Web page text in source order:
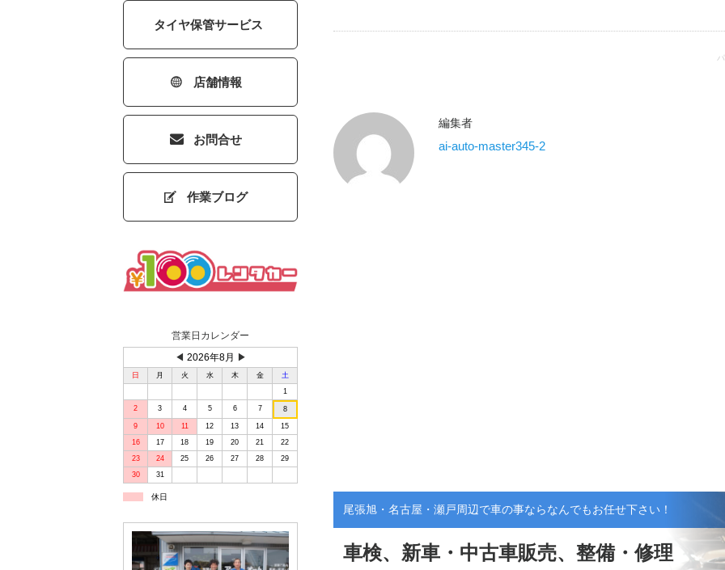
編集者
ai-auto-master345-2
尾張旭・名古屋・瀬戸周辺で車の事ならなんでもお任せ下さい！
車検、新車・中古車販売、整備・修理
タイヤ保管サービス
店舗情報
お問合せ
作業ブログ
営業日カレンダー
◀ 2026年8月 ▶
日 月 火 水 木 金
土
1
2 3 4 5 6 7 8
9 10 11 12 13 14
15
16
17 18 19 20 21
22
23
24 25 26 27 28
29
30
31
休日